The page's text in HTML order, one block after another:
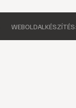
WEBOLDALKÉSZÍTÉS: